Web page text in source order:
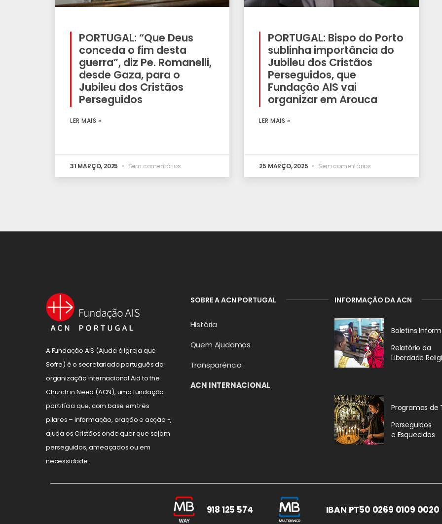
PORTUGAL: “Que Deus
conceda o fim desta
guerra”, diz Pe. Romanelli,
desde Gaza, para o
Jubileu dos Cristãos
Perseguidos
LER MAIS »
31 MARÇO, 2025 Sem comentários
PORTUGAL: Bispo do Porto
sublinha importância do
Jubileu dos Cristãos
Perseguidos, que
Fundação AIS vai
organizar em Arouca
LER MAIS »
25 MARÇO, 2025 Sem comentários
A Fundação AIS (Ajuda à Igreja que
Sofre) é o secretariado português da
organização internacional Aid to the
Church in Need (ACN), uma fundação
pontifícia que, com base em três
pilares – informação, oração e acção -,
ajuda os Cristãos onde quer que sejam
perseguidos, ameaçados ou em
necessidade.
SOBRE A ACN PORTUGAL
História
Quem Ajudamos
Transparência
ACN INTERNACIONAL
INFORMAÇÃO DA ACN
Boletins
Relatório da
Liberdade
Programas de
Perseguidos
e Esquecidos
918 125 574 IBAN PT50 0269 0109 0020